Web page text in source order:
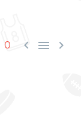
0   